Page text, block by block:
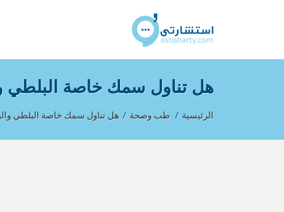
هل تناول سمك خاصة البلطي
الرئيسية / طب وصحة / هل تناول سمك خاصة البلطي